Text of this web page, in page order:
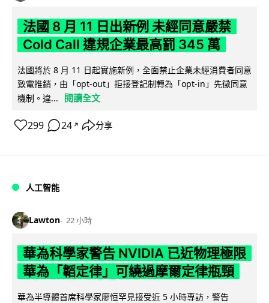
法國 8 月 11 日出新例 未經同意嚴禁
Cold Call 違規企業最高罰 345 萬
法國將於 8 月 11 日起實施新例，全面禁止企業未經消費者同意
致電推銷，由「opt-out」拒接登記制轉為「opt-in」先徵同意
機制。違...
閱讀全文
299 24 ↗ 分享
人工智能
Lawton 22 小時
華為科學家警告 NVIDIA 已近物理極限
華為「韜定律」可繞過摩爾定律瓶頸
華為半導體首席科學家廖恒罕見接受近 5 小時專訪，警告